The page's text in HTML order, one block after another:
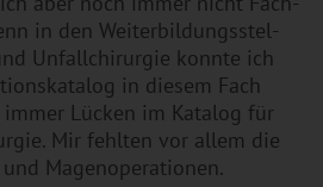
in den Wei­ter­bil­dungs­stel­
Un­fall­chir­ur­gie konn­te ich
in die­sem Fach
Lü­cken im Ka­ta­log für
Mir fehl­ten vor allem die
Ma­gen­ope­ra­tio­nen.